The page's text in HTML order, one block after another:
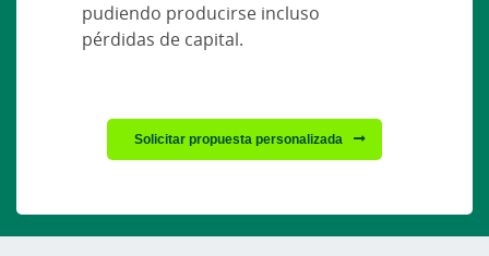
pudiendo producirse incluso
pérdidas de capital.
Solicitar propuesta personalizada